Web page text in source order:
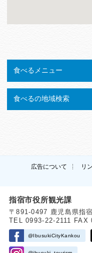
食べるメニュー
食べるの地域検索
広告について リ
指宿市役所観光課
〒891-0497 鹿児島県指
TEL 0993-22-2111 FAX
@IbusukiCityKankou